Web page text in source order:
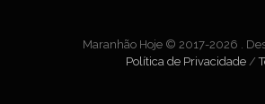
Maranhão Hoje © 2017-2026 .
Política de Privacidade /